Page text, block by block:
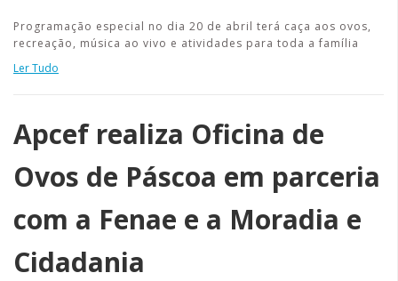
Programação especial no dia 20 de abril terá caça aos ovos,
recreação, música ao vivo e atividades para toda a família
Ler Tudo
Apcef realiza Oficina de
Ovos de Páscoa em parceria
com a Fenae e a Moradia e
Cidadania